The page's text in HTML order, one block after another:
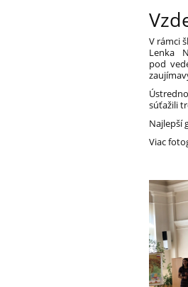
V rámci
Lenka
pod
súťažili
Najlepší
Viac